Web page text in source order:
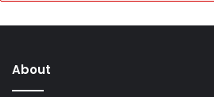
About